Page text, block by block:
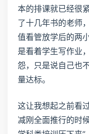
本的排课就已经很
了十几年书的老师
值看管放学后的两
是看着学生写作业
怨，只是说自己也
量达标。
这让我想起之前看
减刚全面推行的时